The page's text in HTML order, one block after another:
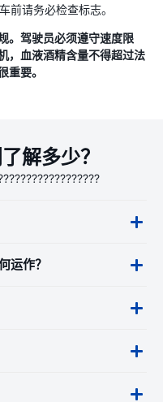
前请务必检查标志。
。驾驶员必须遵守速度限
，血液酒精含量不得超过法
重要。
解多少？
运作？